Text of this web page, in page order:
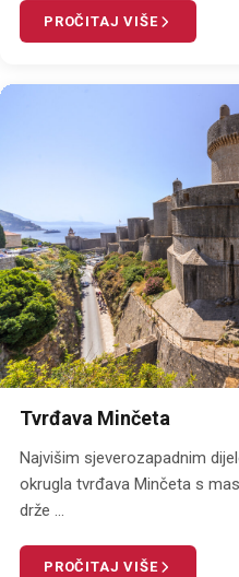
PROČITAJ VIŠE
Tvrđava Minčeta
Najvišim sjeverozapadnim
okrugla tvrđava Minčeta s
drže ...
PROČITAJ VIŠE